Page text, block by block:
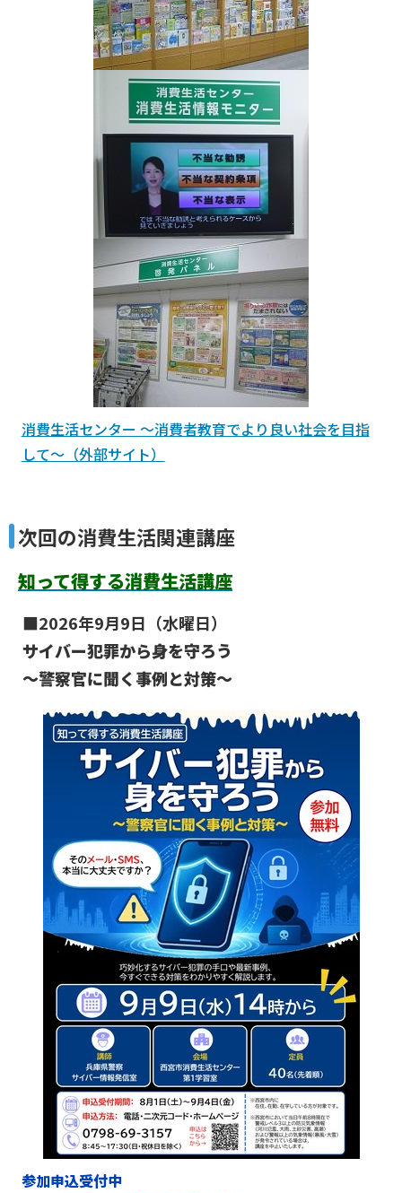
消費生活センター ～消費者教育でより良い社会を目指
して～（外部サイト）
次回の消費生活関連講座
知って得する消費生活講座
■2026年9月9日（水曜日）
サイバー犯罪から身を守ろう
～警察官に聞く事例と対策～
参加申込受付中